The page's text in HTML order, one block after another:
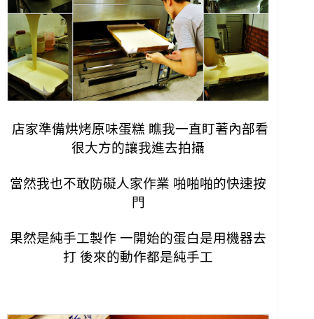
店家準備烘烤原味蛋糕 瞧我一直盯著內部看
很大方的讓我進去拍攝
當然我也不敢防礙人家作業 啪啪啪的快速按
門
果然是純手工製作 一開始的蛋白是用機器去
打 後來的動作都是純手工